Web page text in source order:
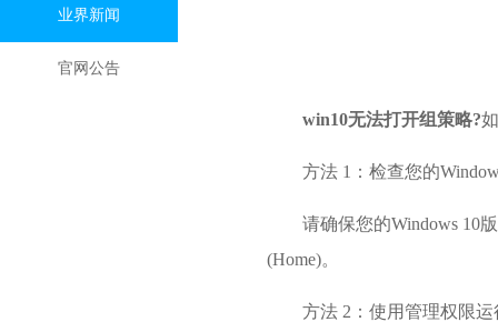
业界新闻
官网公告
win10无法打开组策略?
方法 1：检查您的
请确保您的Windows 10
(Home)。
方法 2：使用管理权限运